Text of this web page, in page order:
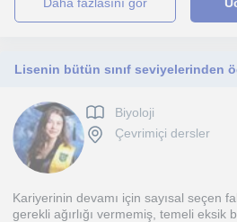
Biyoloji
Çevrimiçi dersler
Kariyerinin devamı için sayısal seçen
gerekli ağırlığı vermemiş, temeli eksik